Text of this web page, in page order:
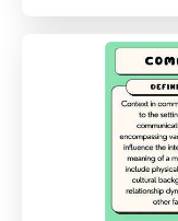
和常规检查。
保轮胎性能最
无论您是新手
车主，本文提
车的使用寿命